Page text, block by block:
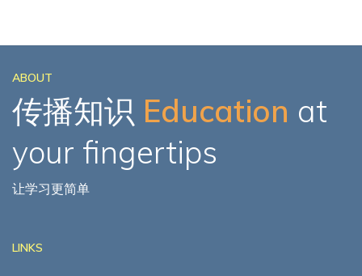
ABOUT
传播知识 Education at
your fingertips
让学习更简单
LINKS